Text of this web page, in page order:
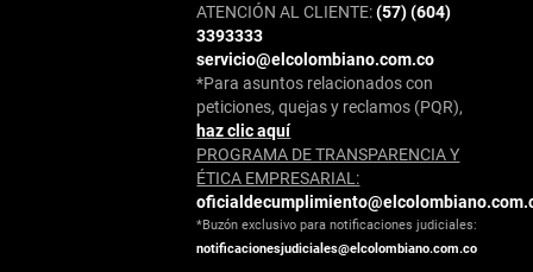
ATENCIÓN AL CLIENTE:(57) (604)
3393333
servicio@elcolombiano.com.co
*Para asuntos relacionados con
peticiones, quejas y reclamos (PQR),
haz clic aquí
PROGRAMA DE TRANSPARENCIA Y
ÉTICA EMPRESARIAL:
*Buzón exclusivo para notificaciones judiciales:
notificacionesjudiciales@elcolombiano.com.co